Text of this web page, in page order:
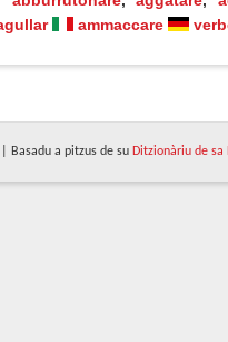
ammaccare
| Basadu a pitzus de su Ditzionàriu de sa